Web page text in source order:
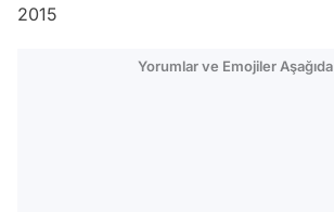
2015
Yorumlar ve Emojiler Aşağıda